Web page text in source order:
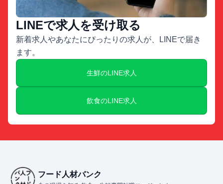
LINEで求人を受け取る
新着求人やあなたにぴったりの求人が、LINEで届き
ます。
生鮮のLINE求人
飲食のLINE求人
フード人材バンク